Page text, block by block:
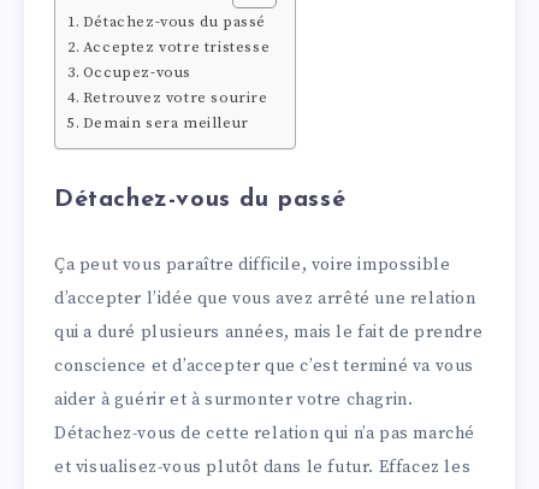
Détachez-vous du passé
Acceptez votre tristesse
Occupez-vous
Retrouvez votre sourire
Demain sera meilleur
Détachez-vous du passé
Ça peut vous paraître difficile, voire impossible
d’accepter l’idée que vous avez arrêté une relation
qui a duré plusieurs années, mais le fait de prendre
conscience et d’accepter que c’est terminé va vous
aider à guérir et à surmonter votre chagrin.
Détachez-vous de cette relation qui n’a pas marché
et visualisez-vous plutôt dans le futur. Effacez les